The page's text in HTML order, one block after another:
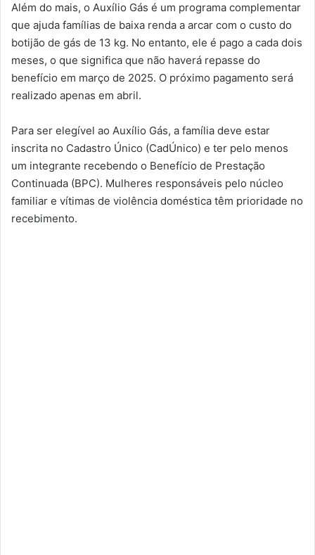
Além do mais, o Auxílio Gás é um programa complementar
que ajuda famílias de baixa renda a arcar com o custo do
botijão de gás de 13 kg. No entanto, ele é pago a cada dois
meses, o que significa que não haverá repasse do
benefício em março de 2025. O próximo pagamento será
realizado apenas em abril.
Para ser elegível ao Auxílio Gás, a família deve estar
inscrita no Cadastro Único (CadÚnico) e ter pelo menos
um integrante recebendo o Benefício de Prestação
Continuada (BPC). Mulheres responsáveis pelo núcleo
familiar e vítimas de violência doméstica têm prioridade no
recebimento.